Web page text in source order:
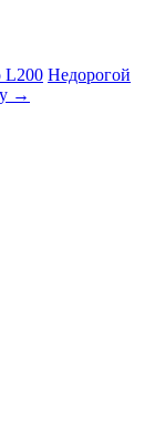
L200 Недорогой
→